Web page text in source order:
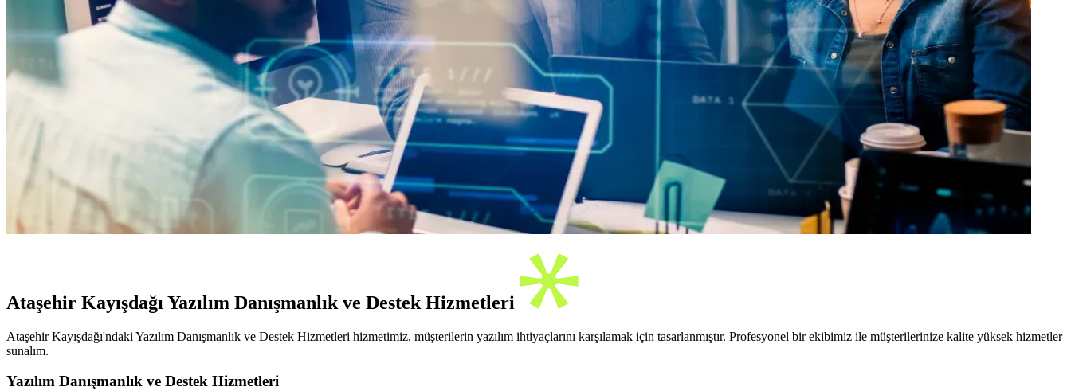
Ataşehir Kayışdağı Yazılım Danışmanlık ve Destek Hizmetleri
Ataşehir Kayışdağı'ndaki Yazılım Danışmanlık ve Destek Hizmetleri hizmetimiz, müşterilerin yazılım ihtiyaçlarını karşılamak için tasarlanmıştır. Profesyonel bir ekibimiz ile müşterilerinize kalite yüksek hizmetler
sunalım.
Yazılım Danışmanlık ve Destek Hizmetleri